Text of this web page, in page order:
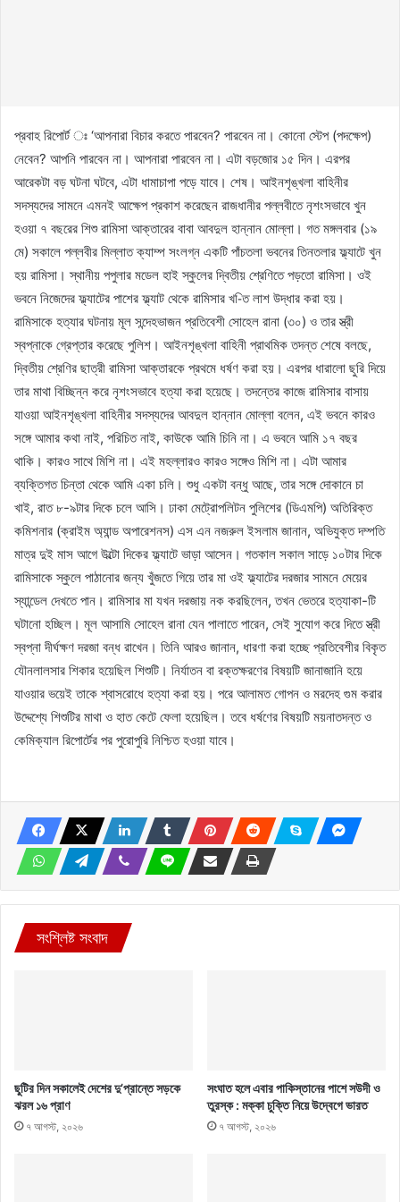
প্রবাহ রিপোর্ট ঃ ‘আপনারা বিচার করতে পারবেন? পারবেন না। কোনো স্টেপ (পদক্ষেপ)
নেবেন? আপনি পারবেন না। আপনারা পারবেন না। এটা বড়জোর ১৫ দিন। এরপর
আরেকটা বড় ঘটনা ঘটবে, এটা ধামাচাপা পড়ে যাবে। শেষ। আইনশৃঙ্খলা বাহিনীর
সদস্যদের সামনে এমনই আক্ষেপ প্রকাশ করেছেন রাজধানীর পল্লবীতে নৃশংসভাবে খুন
হওয়া ৭ বছরের শিশু রামিসা আক্তারের বাবা আবদুল হান্নান মোল্লা। গত মঙ্গলবার (১৯
মে) সকালে পল্লবীর মিল্লাত ক্যাম্প সংলগ্ন একটি পাঁচতলা ভবনের তিনতলার ফ্ল্যাটে খুন
হয় রামিসা। স্থানীয় পপুলার মডেল হাই স্কুলের দ্বিতীয় শ্রেণিতে পড়তো রামিসা। ওই
ভবনে নিজেদের ফ্ল্যাটের পাশের ফ্ল্যাট থেকে রামিসার খ-িত লাশ উদ্ধার করা হয়।
রামিসাকে হত্যার ঘটনায় মূল সন্দেহভাজন প্রতিবেশী সোহেল রানা (৩০) ও তার স্ত্রী
স্বপ্নাকে গ্রেপ্তার করেছে পুলিশ। আইনশৃঙ্খলা বাহিনী প্রাথমিক তদন্ত শেষে বলছে,
দ্বিতীয় শ্রেণির ছাত্রী রামিসা আক্তারকে প্রথমে ধর্ষণ করা হয়। এরপর ধারালো ছুরি দিয়ে
তার মাথা বিচ্ছিন্ন করে নৃশংসভাবে হত্যা করা হয়েছে। তদন্তের কাজে রামিসার বাসায়
যাওয়া আইনশৃঙ্খলা বাহিনীর সদস্যদের আবদুল হান্নান মোল্লা বলেন, এই ভবনে কারও
সঙ্গে আমার কথা নাই, পরিচিত নাই, কাউকে আমি চিনি না। এ ভবনে আমি ১৭ বছর
থাকি। কারও সাথে মিশি না। এই মহল্লারও কারও সঙ্গেও মিশি না। এটা আমার
ব্যক্তিগত চিন্তা থেকে আমি একা চলি। শুধু একটা বন্ধু আছে, তার সঙ্গে দোকানে চা
খাই, রাত ৮-৯টার দিকে চলে আসি। ঢাকা মেট্রোপলিটন পুলিশের (ডিএমপি) অতিরিক্ত
কমিশনার (ক্রাইম অ্যান্ড অপারেশনস) এস এন নজরুল ইসলাম জানান, অভিযুক্ত দম্পতি
মাত্র দুই মাস আগে উল্টো দিকের ফ্ল্যাটে ভাড়া আসেন। গতকাল সকাল সাড়ে ১০টার দিকে
রামিসাকে স্কুলে পাঠানোর জন্য খুঁজতে গিয়ে তার মা ওই ফ্ল্যাটের দরজার সামনে মেয়ের
স্যান্ডেল দেখতে পান। রামিসার মা যখন দরজায় নক করছিলেন, তখন ভেতরে হত্যাকা-টি
ঘটানো হচ্ছিল। মূল আসামি সোহেল রানা যেন পালাতে পারেন, সেই সুযোগ করে দিতে স্ত্রী
স্বপ্না দীর্ঘক্ষণ দরজা বন্ধ রাখেন। তিনি আরও জানান, ধারণা করা হচ্ছে প্রতিবেশীর বিকৃত
যৌনলালসার শিকার হয়েছিল শিশুটি। নির্যাতন বা রক্তক্ষরণের বিষয়টি জানাজানি হয়ে
যাওয়ার ভয়েই তাকে শ্বাসরোধে হত্যা করা হয়। পরে আলামত গোপন ও মরদেহ গুম করার
উদ্দেশ্যে শিশুটির মাথা ও হাত কেটে ফেলা হয়েছিল। তবে ধর্ষণের বিষয়টি ময়নাতদন্ত ও
কেমিক্যাল রিপোর্টের পর পুরোপুরি নিশ্চিত হওয়া যাবে।
সংশ্লিষ্ট সংবাদ
ছুটির দিন সকালেই দেশের দু’প্রান্তে সড়কে
ঝরল ১৬ প্রাণ
৭ আগস্ট, ২০২৬
সংঘাত হলে এবার পাকিস্তানের পাশে সউদী ও
তুরস্ক : মক্কা চুক্তি নিয়ে উদ্বেগে ভারত
৭ আগস্ট, ২০২৬